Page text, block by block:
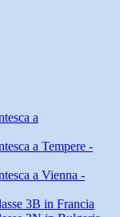
a
a Tempere -
a Vienna -
3B in Francia